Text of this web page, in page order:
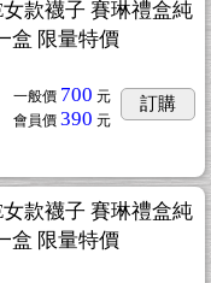
款襪子 賽琳禮盒純
盒 限量特價
一般價 700 元
會員價 390 元
訂購
款襪子 賽琳禮盒純
盒 限量特價